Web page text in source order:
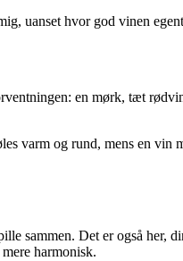
uanset hvor god vinen
en mørk, tæt
og rund, mens en vin
sammen. Det er også
harmonisk.